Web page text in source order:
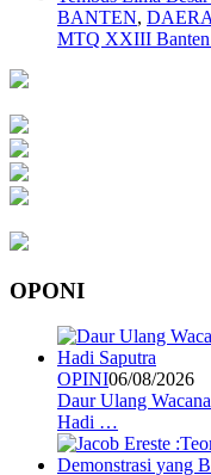
BANTEN,
MTQ XXIII
OPONI
OPINI06/08/2026
Daur Ulang
Hadi …